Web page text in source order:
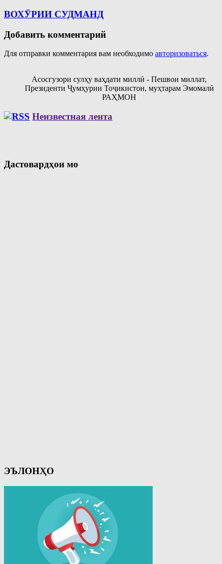
ВОХӮРИИ СУДМАНД
Добавить комментарий
Для отправки комментария вам необходимо авторизоваться.
Асосгузори сулҳу ваҳдати миллӣ - Пешвои миллат,
Президенти Ҷумҳурии Тоҷикистон, муҳтарам Эмомалӣ
РАҲМОН
Неизвестная лента
Дастовардҳои мо
ЭЪЛОНҲО